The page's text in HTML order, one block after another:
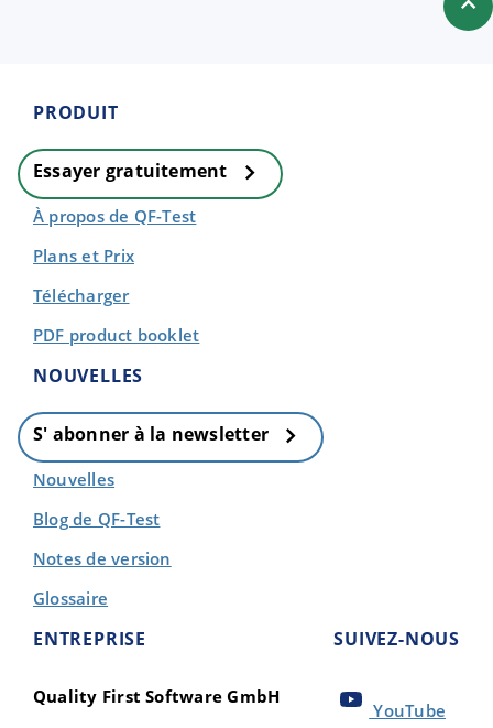
PRODUIT
Essayer gratuitement
À propos de QF-Test
Plans et Prix
Télécharger
PDF product booklet
NOUVELLES
S' abonner à la newsletter
Nouvelles
Blog de QF-Test
Notes de version
Glossaire
ENTREPRISE
Quality First Software GmbH
SUIVEZ-NOUS
YouTube